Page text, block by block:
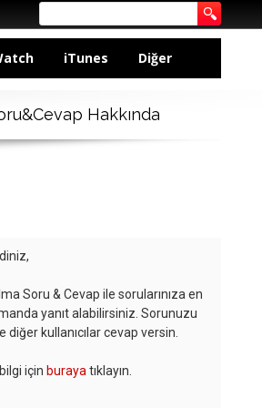
iTunes Diğer
Hakkında
Soru & Cevap ile sorularınıza en
yanıt alabilirsiniz. Sorunuzu
diğer kullanıcılar cevap versin.
için buraya tıklayın.